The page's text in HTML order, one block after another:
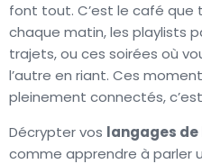
font tout. C’est le café que
chaque matin, les playlists
trajets, ou ces soirées où
l’autre en riant. Ces
pleinement connectés,
Décrypter vos langages de
comme apprendre à parler